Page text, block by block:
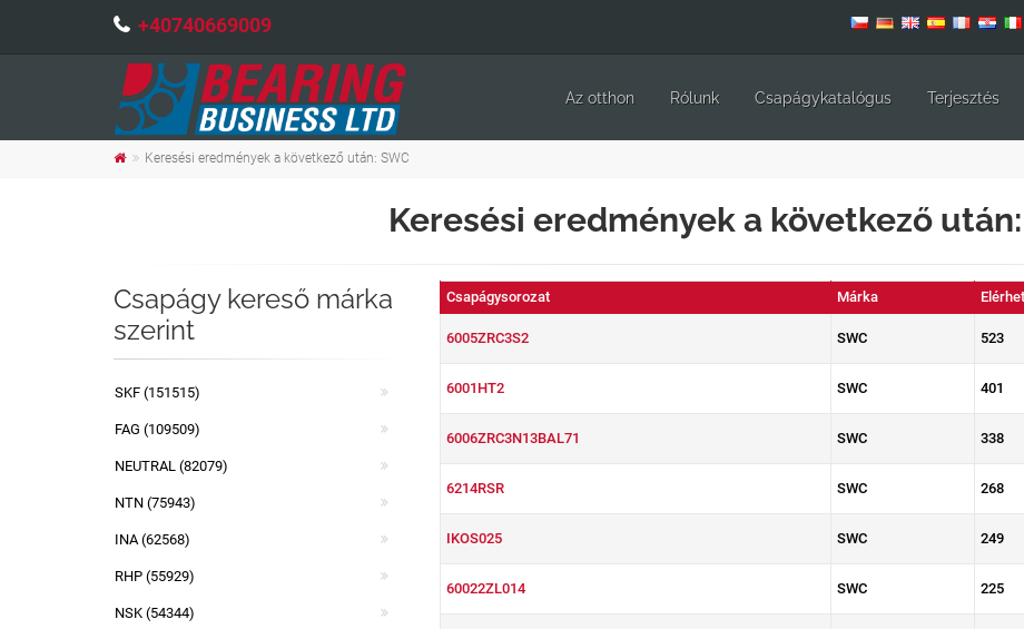
+40740669009
Az otthon Rólunk Csapágykatalógus Terjesztés
Keresési eredmények a következő után: SWC
Keresési eredmények a következő után:
Csapágysorozat Márka
6005ZRC3S2 SWC 523
6001HT2 SWC 401
6006ZRC3N13BAL71 SWC 338
6214RSR SWC 268
IKOS025 SWC 249
60022ZL014 SWC 225
Csapágy kereső márka
szerint
SKF (151515)
FAG (109509)
NEUTRAL (82079)
NTN (75943)
INA (62568)
RHP (55929)
NSK (54344)